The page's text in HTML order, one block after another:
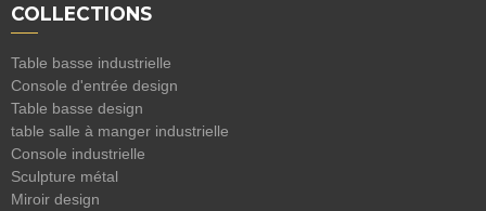
COLLECTIONS
Table basse industrielle
Console d'entrée design
Table basse design
table salle à manger industrielle
Console industrielle
Sculpture métal
Miroir design